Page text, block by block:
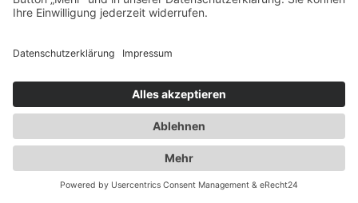
UK-Transporte
Impressum
Duwensee auf Facebook